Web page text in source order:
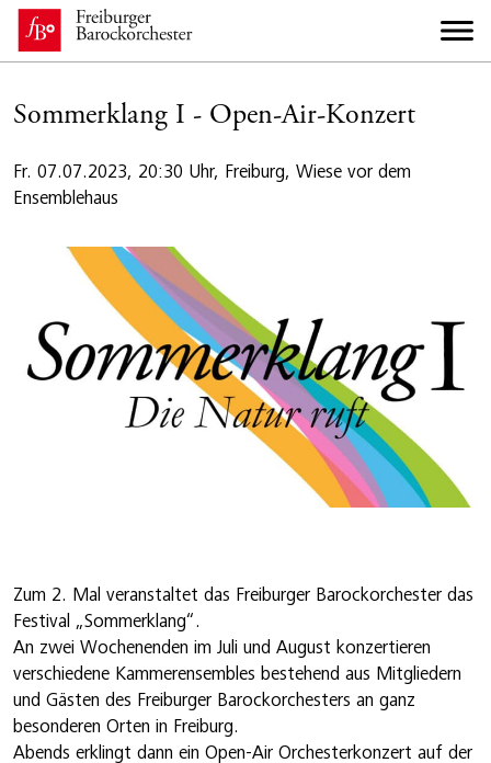
Sommerklang I - Open-Air-Konzert
Fr. 07.07.2023, 20:30 Uhr, Freiburg, Wiese vor dem
Ensemblehaus
Zum 2. Mal veranstaltet das Freiburger Barockorchester das
Festival „Sommerklang“.
An zwei Wochenenden im Juli und August konzertieren
verschiedene Kammerensembles bestehend aus Mitgliedern
und Gästen des Freiburger Barockorchesters an ganz
besonderen Orten in Freiburg.
Abends erklingt dann ein Open-Air Orchesterkonzert auf der